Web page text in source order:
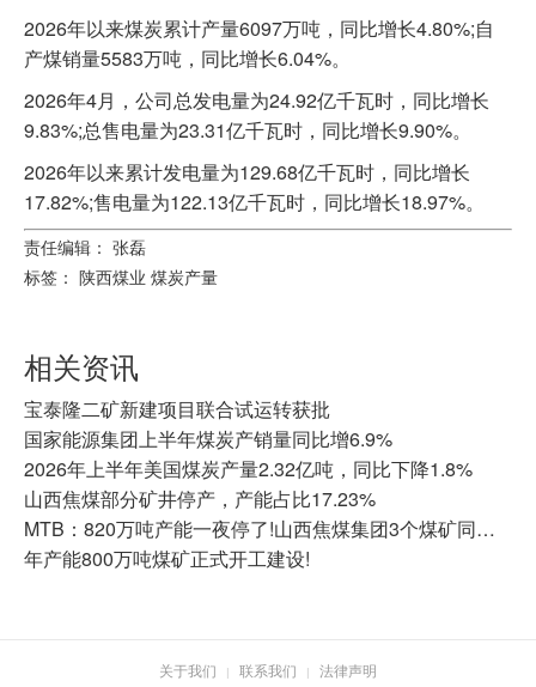
分布式能源
2026年以来煤炭累计产量6097万吨，同比增长4.80%;自
产煤销量5583万吨，同比增长6.04%。
2026年4月，公司总发电量为24.92亿千瓦时，同比增长
9.83%;总售电量为23.31亿千瓦时，同比增长9.90%。
2026年以来累计发电量为129.68亿千瓦时，同比增长
17.82%;售电量为122.13亿千瓦时，同比增长18.97%。
责任编辑： 张磊
标签： 陕西煤业 煤炭产量
相关资讯
宝泰隆二矿新建项目联合试运转获批
国家能源集团上半年煤炭产销量同比增6.9%
2026年上半年美国煤炭产量2.32亿吨，同比下降1.8%
山西焦煤部分矿井停产，产能占比17.23%
MTB：820万吨产能一夜停了!山西焦煤集团3个煤矿同时停产的背后
年产能800万吨煤矿正式开工建设!
关于我们 | 联系我们 | 法律声明